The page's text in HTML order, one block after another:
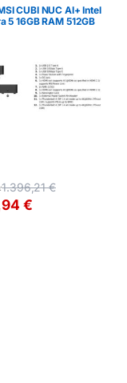
CUBI NUC AI+ Intel
5 16GB RAM 512GB
1.396,21€
€